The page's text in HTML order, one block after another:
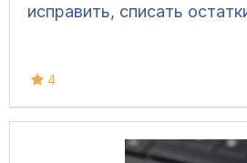
исправить, списать
4